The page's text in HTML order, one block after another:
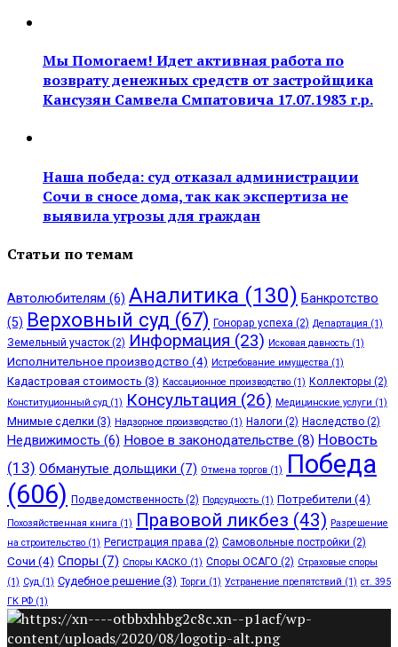
Мы Помогаем! Идет активная работа по
возврату денежных средств от застройщика
Кансузян Самвела Смпатовича 17.07.1983 г.р.
Наша победа: суд отказал администрации
Сочи в сносе дома, так как экспертиза не
выявила угрозы для граждан
Статьи по темам
Автолюбителям (6) Аналитика (130) Банкротство
(5) Верховный суд (67) Гонорар успеха (2) Департация (1)
Земельный участок (2) Информация (23) Исковая давность (1)
Исполнительное производство (4) Истребование имущества (1)
Кадастровая стоимость (3) Кассационное производство (1) Коллекторы (2)
Конституционный суд (1) Консультация (26) Медицинские услуги (1)
Мнимые сделки (3) Надзорное производство (1) Налоги (2) Наследство (2)
Недвижимость (6) Новое в законодательстве (8) Новость
(13) Обманутые дольщики (7) Отмена торгов (1)
Победа
(606) Подведомственность (2) Подсудность (1) Потребители (4)
Похозяйственная книга (1) Правовой ликбез (43) Разрешение
на строительство (1) Регистрация права (2) Самовольные постройки (2)
Сочи (4) Споры (7) Споры КАСКО (1) Споры ОСАГО (2) Страховые споры
(1) Суд (1) Судебное решение (3) Торги (1) Устранение препятствий (1) ст. 395
ГК РФ (1)